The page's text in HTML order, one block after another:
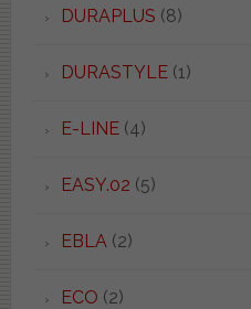
DURAPLUS (8)
DURASTYLE(1)
E-LINE(4)
EASY.02 (5)
EBLA (2)
ECO (2)